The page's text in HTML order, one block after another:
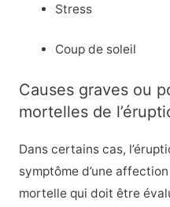
Stress
Coup de soleil
Causes graves ou
mortelles de
Dans certains cas,
symptôme d’une
mortelle qui doit être